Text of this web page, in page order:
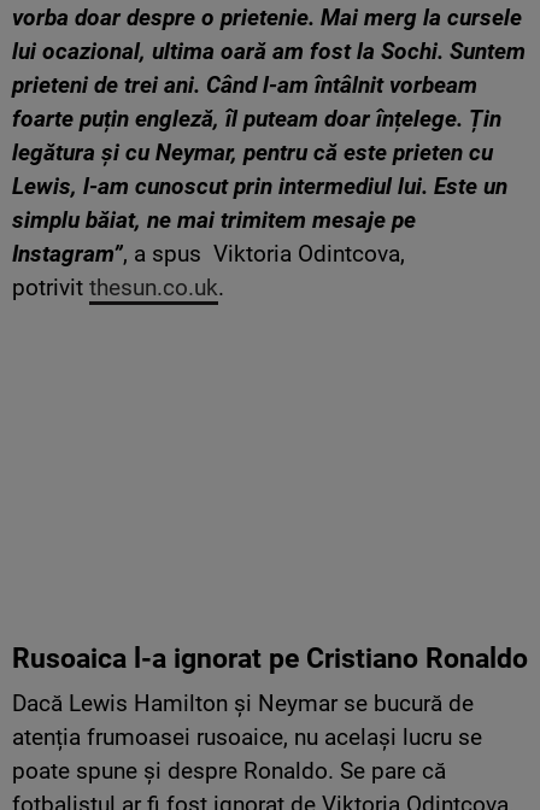
vorba doar despre o prietenie. Mai merg la cursele
lui ocazional, ultima oară am fost la Sochi. Suntem
prieteni de trei ani. Când l-am întâlnit vorbeam
foarte puțin engleză, îl puteam doar înțelege. Țin
legătura și cu Neymar, pentru că este prieten cu
Lewis, l-am cunoscut prin intermediul lui. Este un
simplu băiat, ne mai trimitem mesaje pe
Instagram”, a spus Viktoria Odintcova,
potrivit thesun.co.uk.
Rusoaica l-a ignorat pe Cristiano Ronaldo
Dacă Lewis Hamilton și Neymar se bucură de
atenția frumoasei rusoaice, nu același lucru se
poate spune și despre Ronaldo. Se pare că